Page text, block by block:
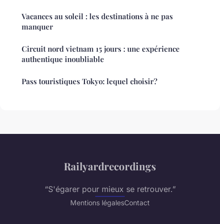
Vacances au soleil : les destinations à ne pas
manquer
Circuit nord vietnam 15 jours : une expérience
authentique inoubliable
Pass touristiques Tokyo: lequel choisir?
Railyardrecordings
“S'égarer pour mieux se retrouver.”
Mentions légalesContact